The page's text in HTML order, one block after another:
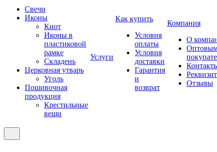
Свечи
Иконы
Киот
Иконы в
пластиковой
рамке
Складень
Церковная утварь
Уголь
Пошивочная
продукция
Крестильные
вещи
Услуги
Как купить
Условия
оплаты
Условия
доставки
Гарантия
и
возврат
Компания
О
Отзывы